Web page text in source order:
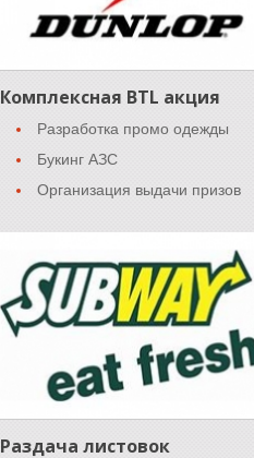
Комплексная BTL акция
Разработка промо одежды
Букинг АЗС
Организация выдачи призов
Раздача листовок